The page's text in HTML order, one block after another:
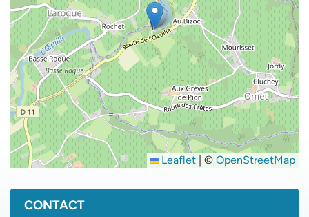
Leaflet © OpenStreetMap
Informations complémentaires
CONTACT